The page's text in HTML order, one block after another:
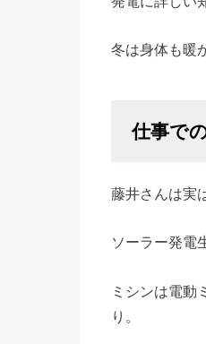
冬は身体も暖
仕事で
藤井さんは実
ソーラー発電
ミシンは電動
り。